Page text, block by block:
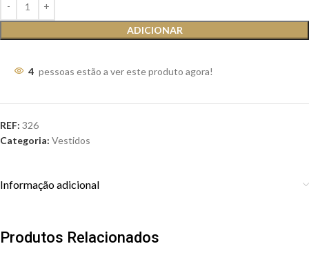
ADICIONAR
4 pessoas estão a ver este produto agora!
REF: 326
Categoria: Vestidos
Informação adicional
Produtos Relacionados